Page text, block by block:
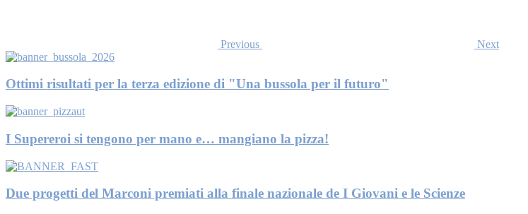
Previous Next
Ottimi risultati per la terza edizione di "Una bussola per il futuro"
I Supereroi si tengono per mano e… mangiano la pizza!
Due progetti del Marconi premiati alla finale nazionale de I Giovani e le Scienze